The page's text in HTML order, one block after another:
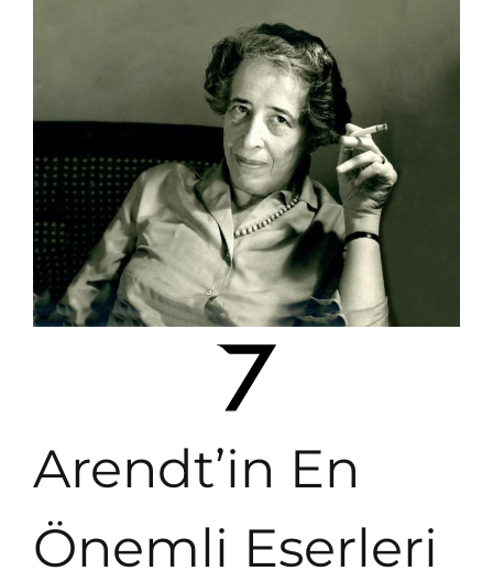
Arendt’in En
Önemli Eserleri